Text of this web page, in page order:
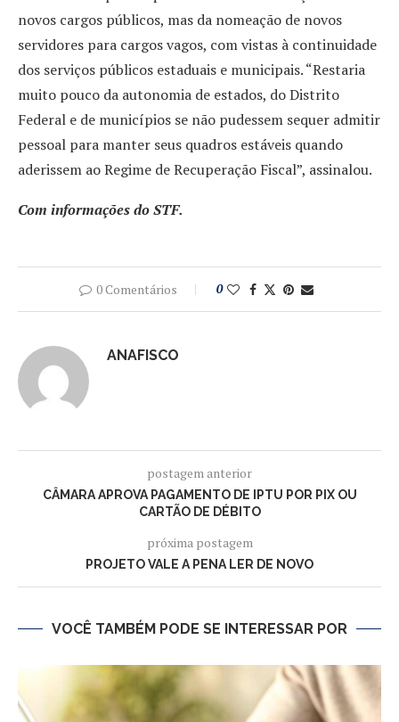
novos cargos públicos, mas da nomeação de novos
servidores para cargos vagos, com vistas à continuidade
dos serviços públicos estaduais e municipais. “Restaria
muito pouco da autonomia de estados, do Distrito
Federal e de municípios se não pudessem sequer admitir
pessoal para manter seus quadros estáveis quando
aderissem ao Regime de Recuperação Fiscal”, assinalou.
Com informações do STF.
0 Comentários 0
ANAFISCO
postagem anterior
CÂMARA APROVA PAGAMENTO DE IPTU POR PIX OU
CARTÃO DE DÉBITO
próxima postagem
PROJETO VALE A PENA LER DE NOVO
VOCÊ TAMBÉM PODE SE INTERESSAR POR